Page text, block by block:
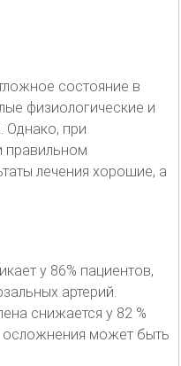
состояние в
физиологические и
Однако, при
правильном
лечения хорошие, а
у 86% пациентов,
артерий.
снижается у 82 %
осложнения может быть